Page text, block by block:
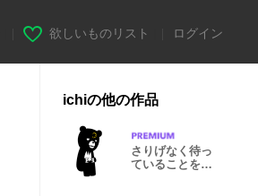
欲しいものリスト ログイン
ichiの他の作品
さりげなく待っ
ていることを伝